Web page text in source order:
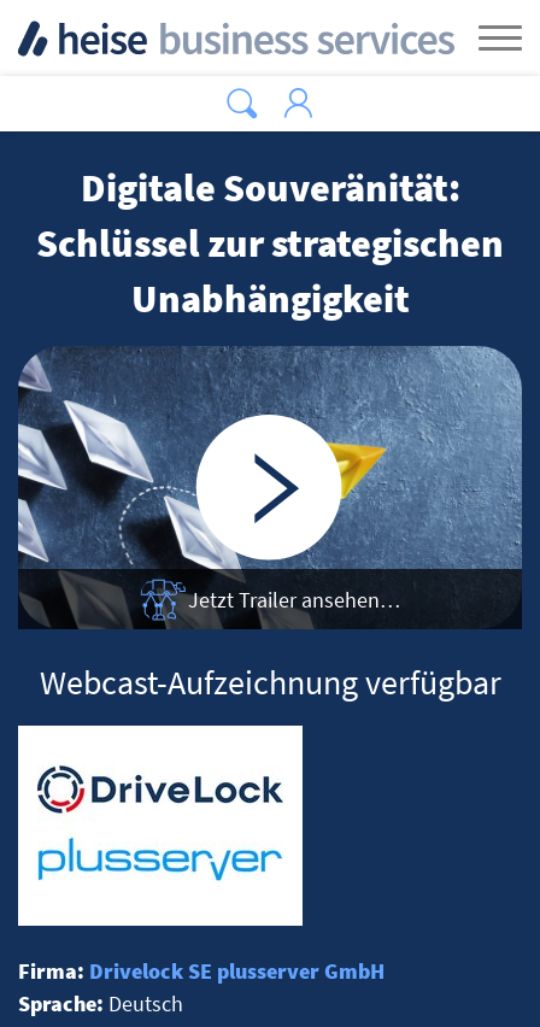
Digitale Souveränität:
Schlüssel zur strategischen
Unabhängigkeit
Jetzt Trailer ansehen…
Webcast-Aufzeichnung verfügbar
Firma: Drivelock SE plusserver GmbH
Sprache: Deutsch